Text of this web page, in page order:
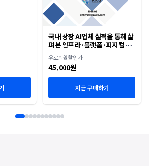
국내 상장 AI업체 실적을 통해 살
펴본 인프라·플랫폼·피지컬 AI
재편
유료회원할인가
45,000원
지금 구매하기